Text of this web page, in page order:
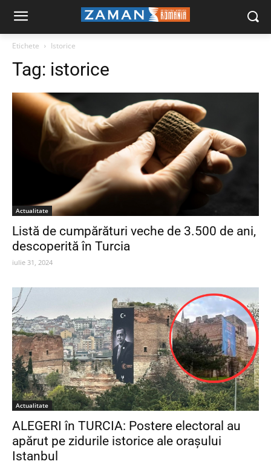
Etichete Istorice
Tag: istorice
Actualitate
Listă de cumpărături veche de 3.500 de ani,
descoperită în Turcia
iulie 31, 2024
Actualitate
ALEGERI în TURCIA: Postere electoral au
apărut pe zidurile istorice ale orașului
Istanbul